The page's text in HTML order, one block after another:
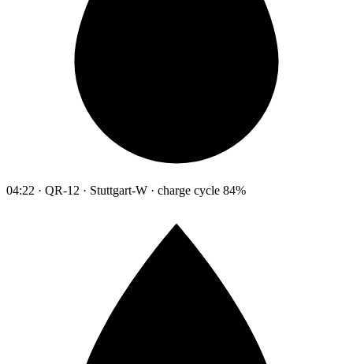
04:22 · QR-12 · Stuttgart-W · charge cycle 84%